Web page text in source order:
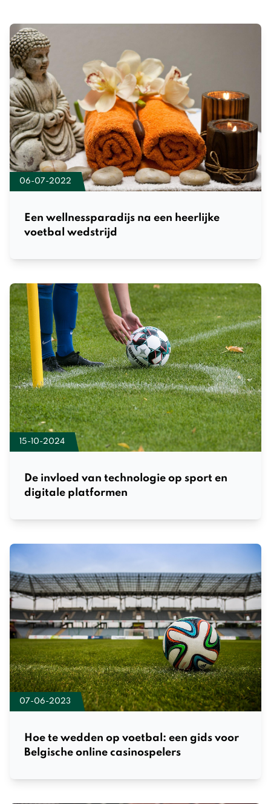
06-07-2022
Een wellnessparadijs na een heerlijke
voetbal wedstrijd
15-10-2024
De invloed van technologie op sport en
digitale platformen
07-06-2023
Hoe te wedden op voetbal: een gids voor
Belgische online casinospelers